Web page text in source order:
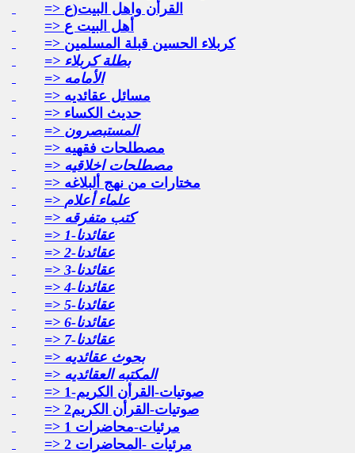
=> القرأن واهل البيت(ع
=> أهل البيت ع
=> كربلاء الحسين قبلة المسلمين
=> بطلة كربلاء
=> الأمامه
=> مسائل عقائديه
=> حديث الكساء
=> المستبصرون
=> مصطلحات فقهيه
=> مصطلحات اخلاقيه
=> مختارات من نهج ألبلاغه
=> علماء أعلام
=> كتب متفرقه
=> عقائدنا-1
=> عقائدنا-2
=> عقائدنا-3
=> عقائدنا-4
=> عقائدنا-5
=> عقائدنا-6
=> عقائدنا-7
=> بحوث عقائديه
=> المكتبه العقائديه
=> صوتيات-القرأن الكريم-1
=> صوتيات-القرأن الكريم2
=> مرئيات-محاضرات 1
=> مرئيات -المحاضرات 2